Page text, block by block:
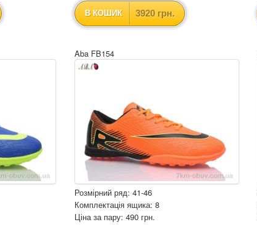
В КОШИК 3920 грн.
Aba FB154
Розмірний ряд: 41-46
Комплектація ящика: 8
Ціна за пару: 490 грн.